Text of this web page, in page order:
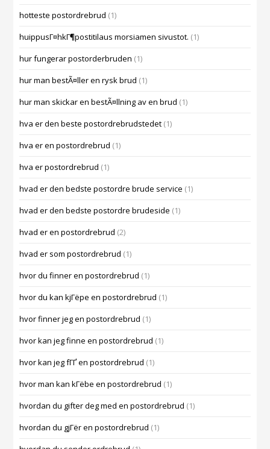
hotteste postordrebrud (1)
huippusГ¤hkГ¶postitilaus morsiamen sivustot. (1)
hur fungerar postorderbruden (1)
hur man bestÃ¤ller en rysk brud (1)
hur man skickar en bestÃ¤llning av en brud (1)
hva er den beste postordrebrudstedet (1)
hva er en postordrebrud (1)
hva er postordrebrud (1)
hvad er den bedste postordre brude service (1)
hvad er den bedste postordre brudeside (1)
hvad er en postordrebrud (2)
hvad er som postordrebrud (1)
hvor du finner en postordrebrud (1)
hvor du kan kjГёpe en postordrebrud (1)
hvor finner jeg en postordrebrud (1)
hvor kan jeg finne en postordrebrud (1)
hvor kan jeg fГҐ en postordrebrud (1)
hvor man kan kГёbe en postordrebrud (1)
hvordan du gifter deg med en postordrebrud (1)
hvordan du gjГёr en postordrebrud (1)